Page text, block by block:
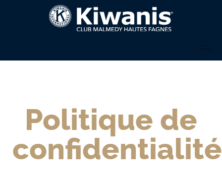
Politique de
confidentialité